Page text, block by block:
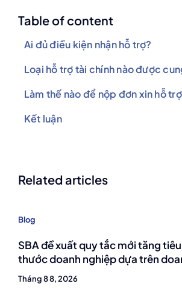
Table of content
Ai đủ điều kiện nhận hỗ trợ?
Loại hỗ trợ tài chính nào được
Làm thế nào để nộp đơn xin hỗ
Kết luận
Related articles
Blog
SBA đề xuất quy tắc mới tăng
thước doanh nghiệp dựa trên
Tháng 8 8, 2026